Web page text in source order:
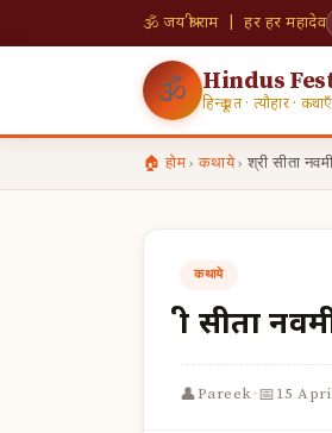
🕉 जय श्री राम | हर हर महादेव
🕉 Hindus
हिन्दू व्रत · त्यौहार · कथाएँ
🏠 होम› कथाये› श्री सीता
कथाये
श्री सीता
👤Pareek·📅15